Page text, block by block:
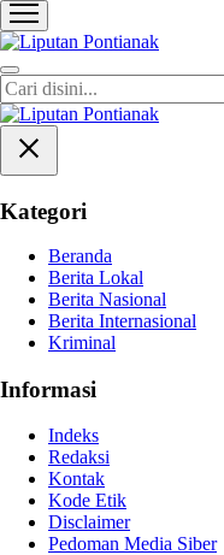
Liputan Pontianak
Berita Terkini dan TerUpdate
Kategori
Beranda
Berita Lokal
Berita Nasional
Berita Internasional
Kriminal
Informasi
Indeks
Redaksi
Kontak
Kode Etik
Disclaimer
Pedoman Media Siber